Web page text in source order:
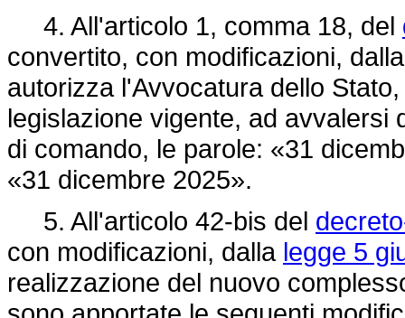
4. All'articolo 1, comma 18, del
convertito, con modificazioni,
autorizza l'Avvocatura dello
legislazione vigente, ad avvalersi
di comando, le parole: «31
«31 dicembre 2025».
5. All'articolo 42-bis del
con modificazioni, dalla legge 5
realizzazione del nuovo